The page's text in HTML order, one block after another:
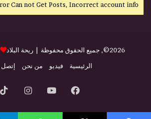
Can not Get Posts, Incorrect account info.
2026©, جميع الحقوق محفوظة | ريحة البلاد
الرئيسية
فيديو من نحن إتصل
فيسبوكيوتيوب